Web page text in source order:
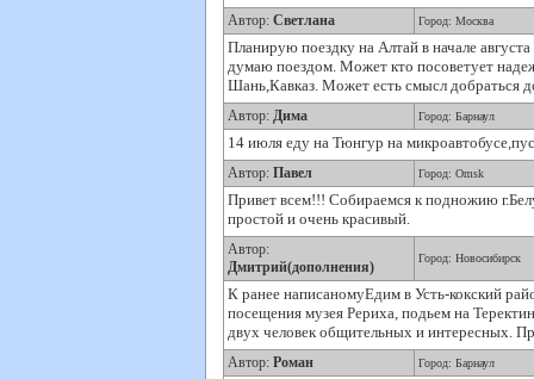
Автор: Светлана Город: Москва
Планирую поездку на Алтай в начале
думаю поездом. Может кто посоветует
Шань,Кавказ. Может есть смысл добраться
Автор: Дима Город: Барнаул
14 июля еду на Тюнгур на
Автор: Павел Город: Omsk
Привет всем!!! Собираемся к подножию
простой и очень красивый.
Автор:
Дмитрий(дополнения)
Город: Новосибирск
К ранее написаномуЕдим в Усть-кокский
посещения музея Рериха, подьем на
двух человек общительных и интересных.
Автор: Роман Город: Барнаул